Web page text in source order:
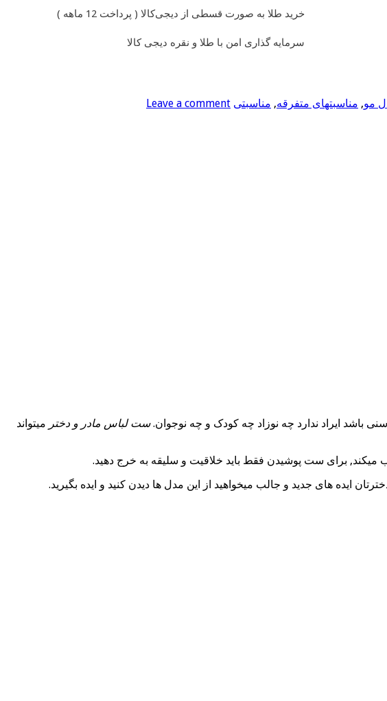
خرید طلا به صورت قسطی از دیجی‌کالا ( پرداخت 12 ماهه )
سرمایه گذاری امن با طلا و نقره دیجی کالا
مو, مناسبتهای متفرقه, مناسبتی Leave a comment
باشد ایراد ندارد چه نوزاد چه کودک و چه نوجوان.ست لباس مادر و دختر میتواند
برای ست پوشیدن فقط باید خلاقیت و سلیقه به خرج دهید.
ایده های جدید و جالب میخواهید از این مدل ها دیدن کنید و ایده بگیرید.